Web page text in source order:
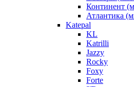
Континент
Атлантика
Katepal
KL
Katrilli
Jazzy
Rocky
Foxy
Forte